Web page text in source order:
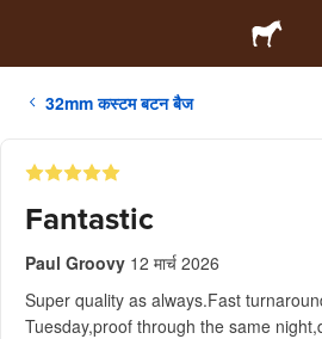
32mm कस्टम बटन बैज
Fantastic
Paul Groovy 12 मार्च 2026
Super quality as always.Fast
Tuesday,proof through the same